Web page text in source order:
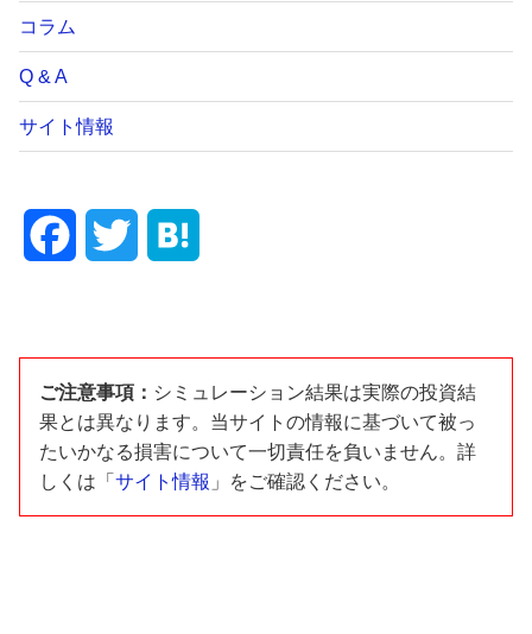
コラム
Q & A
サイト情報
e
b
o
t
e
e
n
a
ご注意事項： シミュレーション結果は実際の投資結
果とは異なります。当サイトの情報に基づいて被っ
たいかなる損害について一切責任を負いません。詳
しくは「 サイト情報 」をご確認ください。